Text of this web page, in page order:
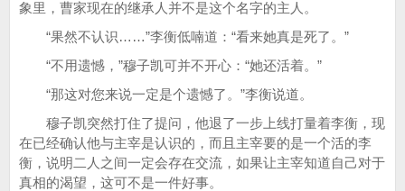
象里，曹家现在的继承人并不是这个名字的主人。
“果然不认识……”李衡低喃道：“看来她真是死了。”
“不用遗憾，”穆子凯可并不开心：“她还活着。”
“那这对您来说一定是个遗憾了。”李衡说道。
穆子凯突然打住了提问，他退了一步上线打量着李衡，现
在已经确认他与主宰是认识的，而且主宰要的是一个活的李
衡，说明二人之间一定会存在交流，如果让主宰知道自己对于
真相的渴望，这可不是一件好事。